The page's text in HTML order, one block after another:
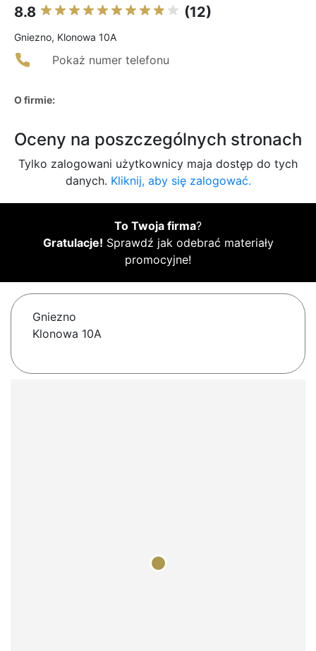
8.8 (12)
Gniezno, Klonowa 10A
Pokaż numer telefonu
O firmie:
Oceny na poszczególnych stronach
Tylko zalogowani użytkownicy maja dostęp do tych
danych. Kliknij, aby się zalogować.
To Twoja firma?
Gratulacje! Sprawdź jak odebrać materiały
promocyjne!
Gniezno
Klonowa 10A